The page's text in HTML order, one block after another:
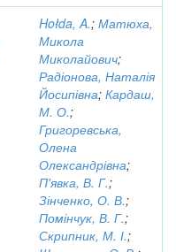
Hołda, A.; Матюха,
Микола
Миколайович;
Радіонова, Наталія
Йосипівна; Кардаш,
М. О.;
Григоревська,
Олена
Олександрівна;
П'явка, В. Г.;
Зінченко, О. В.;
Помінчук, В. Г.;
Скрипник, М. І.;